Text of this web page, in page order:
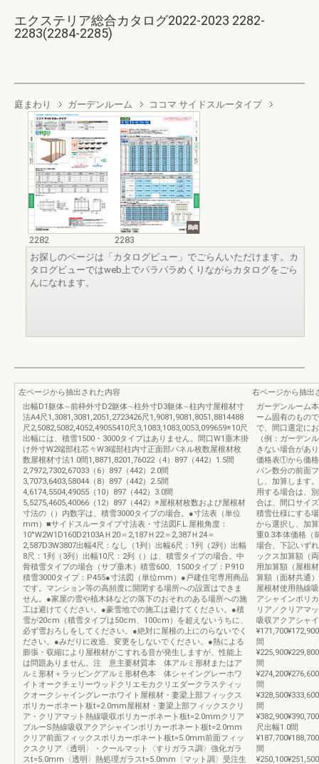
エクステリア総合カタログ2022-2023 2282-
2283(2284-2285)
庭まわり ガーデンルーム ココマ サイドスルータイプ
2282
2283
お探しのページは「カタログビュー」でごらんいただけます。カ
タログビューではweb上でパラパラめくりながらカタログをごら
んになれます。
左ページから抽出された内容
出幅D1躯体∼前枠外寸D2躯体∼柱外寸D3躯体∼柱内寸屋根材寸
法A4尺1,3081,3081,2051,2723426尺1,9081,9081,8051,8814488
尺2,5082,5082,4052,49055410尺3,1083,1083,0053,099659※10尺
出幅には、積雪1500・3000タイプはありません。間口W1垂木掛
け外寸W2端部柱芯々W3端部柱内寸正面部パネル枚数屋根材枚
数屋根材寸法1.0間1,8871,8201,76022（4）897（442）1.5間
2,7972,7302,67033（6）897（442）2.0間
3,7073,6403,58044（8）897（442）2.5間
4,6174,5504,49055（10）897（442）3.0間
5,5275,4605,40066（12）897（442）※屋根材枚数および屋根材
寸法の（）内数字は、積雪3000タイプの場合。●寸法表（単位
mm）■サイドスルータイプ寸法表・寸法図F.L.屋根角度：
10°W2W1D160D2103AＨ20＝2,187Ｈ22＝2,387Ｈ24＝
2,587D3W3807出幅4尺：なし（1列）出幅6尺：1列（2列）出幅
8尺：1列（3列）出幅10尺：2列（）は、積雪タイプの場合。中
骨積雪タイプの場合（サブ垂木）積雪600、1500タイプ：P910
積雪3000タイプ：P455●寸法図（単位mm）●戸建住宅専用商品
です。マンション等の高頻度に開閉する場所への設置はできま
せん。●家屋の雪や植木鉢などの落下のおそれのある場所への施
工は避けてください。●豪雪地での施工は避けてください。●積
雪が20cm（積雪タイプは50cm、100cm）を超えないうちに、
必ず雪おろしをしてください。●絶対に屋根の上にのらないでく
ださい。●みだりに改造、変更をしないでください。●熱による
膨張・収縮により屋根材がこすれる音が発生しますが、性能上
は問題ありません。注 意主要材質本 体アルミ形材またはア
ルミ形材＋ラッピングアルミ形材色本 体シャイングレーホワ
イトオークチェリーウッドクリエモカクリエダークラスティッ
クオークシャイングレーホワイト屋根材・妻梁上部フィックス
ポリカーボネート板t=2.0mm屋根材・妻梁上部フィックスクリ
ア・クリアマット熱線吸収ポリカーボネート板t=2.0mmクリア
ブルーS熱線吸収アクアシャインポリカーボネート板t=2.0mm
クリア前面フィックスポリカーボネート板t=5.0mm前面フィッ
クスクリア〈透明〉・クールマット〈すりガラス調〉強化ガラ
スt=5.0mm〈透明〉熱処理ガラスt=5.0mm〈マット調〉受注生
右ページから抽出
ガーデンルーム
ーム固有のもの
で、間口選定に
（例：ガーデン
きない場合があ
価格表①から価
パン数分の前面
し、加算します
用する場合は、
合は、間口サイ
積雪仕様にする
から選択し、加
重0.3本体価格（
場合、下記いず
ックス加算額（
用加算額（屋根
算額（面材共通
屋根材使用熱線
アシャインポリ
リア／クリアマ
吸収アクアシャ
間
間
間
間
尺出幅1.0間
間